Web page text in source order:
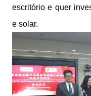
escritório e quer
e solar.